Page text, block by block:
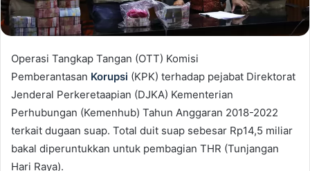
Operasi Tangkap Tangan (OTT) Komisi
Pemberantasan Korupsi (KPK) terhadap pejabat Direktorat
Jenderal Perkeretaapian (DJKA) Kementerian
Perhubungan (Kemenhub) Tahun Anggaran 2018-2022
terkait dugaan suap. Total duit suap sebesar Rp14,5 miliar
bakal diperuntukkan untuk pembagian THR (Tunjangan
Hari Raya).